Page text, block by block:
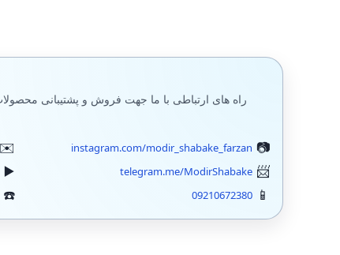
راه های ارتباطی با ما جهت فروش و پشتیبانی
instagram.com/modir_shabake_farzan
telegram.me/ModirShabake
09210672380